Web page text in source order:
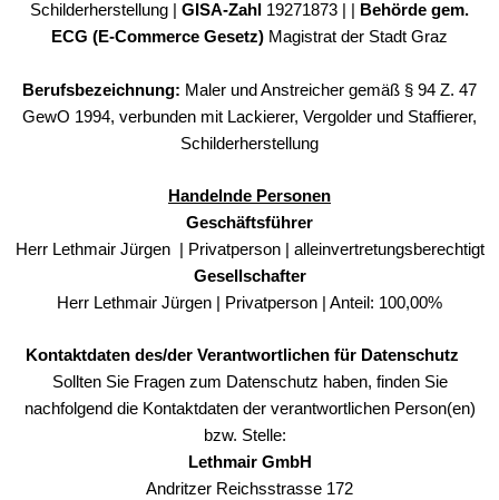
Schilderherstellung | GISA-Zahl 19271873 | |
Behörde gem.
ECG (E-Commerce Gesetz) Magistrat der Stadt Graz
Berufsbezeichnung: Maler und Anstreicher gemäß § 94 Z. 47
GewO 1994, verbunden mit Lackierer, Vergolder und Staffierer,
Schilderherstellung
Handelnde Personen
Geschäftsführer
Herr Lethmair Jürgen | Privatperson | alleinvertretungsberechtigt
Gesellschafter
Herr Lethmair Jürgen | Privatperson | Anteil: 100,00%
Kontaktdaten des/der Verantwortlichen für Datenschutz
Sollten Sie Fragen zum Datenschutz haben, finden Sie
nachfolgend die Kontaktdaten der verantwortlichen Person(en)
bzw. Stelle:
Lethmair GmbH
Andritzer Reichsstrasse 172